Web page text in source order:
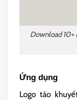
Download 10+
Ứng dụng
Logo táo